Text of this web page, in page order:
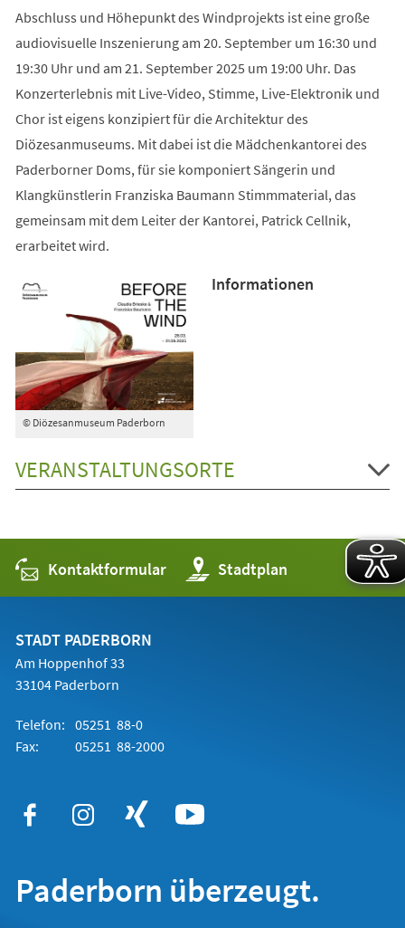
Abschluss und Höhepunkt des Windprojekts ist eine große
audiovisuelle Inszenierung am 20. September um 16:30 und
19:30 Uhr und am 21. September 2025 um 19:00 Uhr. Das
Konzerterlebnis mit Live-Video, Stimme, Live-Elektronik und
Chor ist eigens konzipiert für die Architektur des
Diözesanmuseums. Mit dabei ist die Mädchenkantorei des
Paderborner Doms, für sie komponiert Sängerin und
Klangkünstlerin Franziska Baumann Stimmmaterial, das
gemeinsam mit dem Leiter der Kantorei, Patrick Cellnik,
erarbeitet wird.
© Diözesanmuseum Paderborn
Informationen
VERANSTALTUNGSORTE
Kontaktformular Stadtplan
(Öffnet
in
einem
STADT PADERBORN
Am Hoppenhof 33
33104 Paderborn
Telefon: 05251 88-0
Fax:
05251 88-2000
Paderborn überzeugt.